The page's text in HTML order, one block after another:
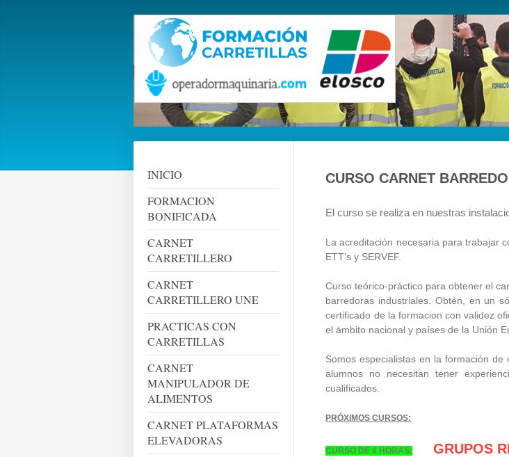
INICIO
FORMACION
BONIFICADA
CARNET
CARRETILLERO
CARNET
CARRETILLERO UNE
PRACTICAS CON
CARRETILLAS
CARNET
MANIPULADOR DE
ALIMENTOS
CARNET PLATAFORMAS
ELEVADORAS
CURSO CARNET
El curso se realiza en nuestras
La acreditación necesaria para trabajar
ETT's y SERVEF.
Curso teórico-práctico para obtener el
barredoras industriales. Obtén, en un
certificado de la formacion con validez
el ámbito nacional y países de la Unión
Somos especialistas en la formación
alumnos no necesitan tener
cualificados.
PRÓXIMOS CURSOS:
CURSO DE 8 HORAS: GRUPOS